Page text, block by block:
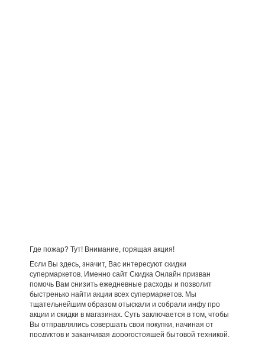
Где пожар? Тут! Внимание, горящая акция!
Если Вы здесь, значит, Вас интересуют скидки
супермаркетов. Именно сайт Скидка Онлайн призван
помочь Вам снизить ежедневные расходы и позволит
быстренько найти акции всех супермаркетов. Мы
тщательнейшим образом отыскали и собрали инфу про
акции и скидки в магазинах. Суть заключается в том, чтобы
Вы отправлялись совершать свои покупки, начиная от
продуктов и заканчивая дорогостоящей бытовой техникой,